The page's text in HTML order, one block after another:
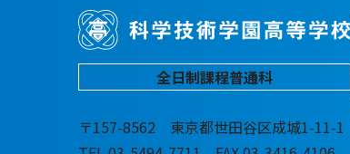
全日制課程普通科
〒157-8562 東京都世田谷区成城1-11-1